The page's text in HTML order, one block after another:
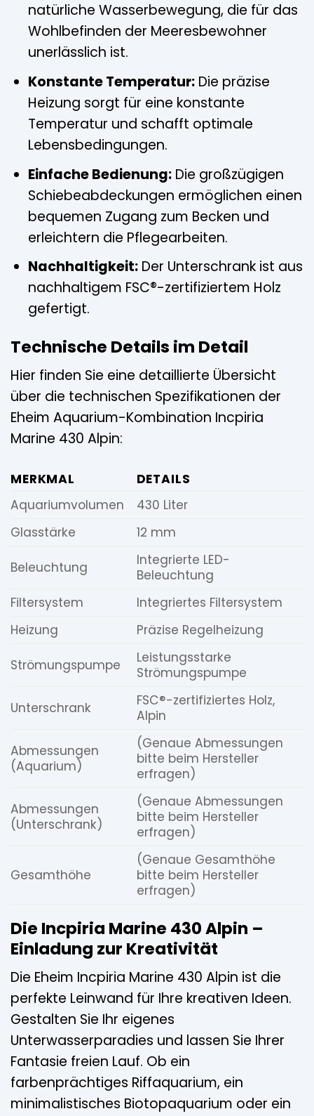
natürliche Wasserbewegung, die für das
Wohlbefinden der Meeresbewohner
unerlässlich ist.
Konstante Temperatur:Die präzise
Heizung sorgt für eine konstante
Temperatur und schafft optimale
Lebensbedingungen.
Einfache Bedienung:Die großzügigen
Schiebeabdeckungen ermöglichen einen
bequemen Zugang zum Becken und
erleichtern die Pflegearbeiten.
Nachhaltigkeit:Der Unterschrank ist aus
nachhaltigem FSC®-zertifiziertem Holz
gefertigt.
Technische Details im Detail
Hier finden Sie eine detaillierte Übersicht
über die technischen Spezifikationen der
Eheim Aquarium-Kombination Incpiria
Marine 430 Alpin:
MERKMAL
DETAILS
Aquariumvolumen
430 Liter
Glasstärke
12 mm
Beleuchtung
Integrierte LED-
Beleuchtung
Filtersystem
Integriertes Filtersystem
Heizung
Präzise Regelheizung
Strömungspumpe
Leistungsstarke
Strömungspumpe
Unterschrank
FSC®-zertifiziertes Holz,
Alpin
Abmessungen
(Aquarium)
(Genaue Abmessungen
bitte beim Hersteller
erfragen)
Abmessungen
(Unterschrank)
(Genaue Abmessungen
bitte beim Hersteller
erfragen)
Gesamthöhe
(Genaue Gesamthöhe
bitte beim Hersteller
erfragen)
Die Incpiria Marine 430 Alpin –
Einladung zur Kreativität
Die Eheim Incpiria Marine 430 Alpin ist die
perfekte Leinwand für Ihre kreativen Ideen.
Gestalten Sie Ihr eigenes
Unterwasserparadies und lassen Sie Ihrer
Fantasie freien Lauf. Ob ein
farbenprächtiges Riffaquarium, ein
minimalistisches Biotopaquarium oder ein